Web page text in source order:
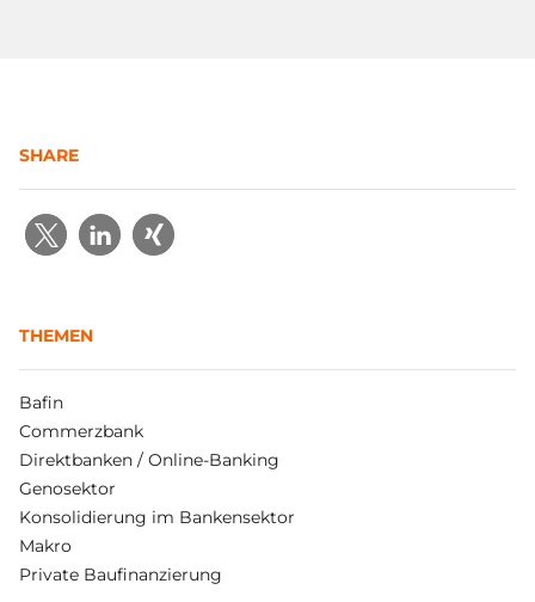
SHARE
THEMEN
Bafin
Commerzbank
Direktbanken / Online-Banking
Genosektor
Konsolidierung im Bankensektor
Makro
Private Baufinanzierung